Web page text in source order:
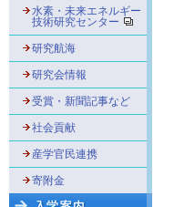
水素・未来エネルギー
技術研究センター
研究航海
研究会情報
受賞・新聞記事など
社会貢献
産学官民連携
寄附金